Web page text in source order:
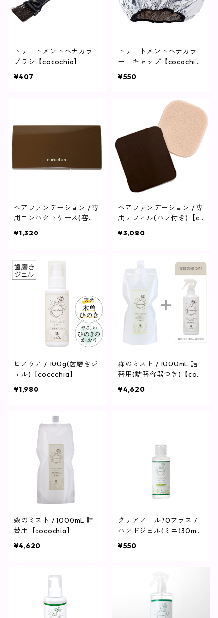
トリートメントヘナカラー
ブラシ【cocochia】
¥407
トリートメントヘナカラ
ー キャップ【cocochi
¥550
ヘアファンデーション / 専
用コンパクトケース(容器
¥1,320
ヘアファンデーション / 専
用リフィル(パフ付き)【co
¥3,080
ヒノケア / 100g(歯磨きジ
ェル)【cocochia】
¥1,980
森のミスト / 1000mL 詰
替用(詰替容器つき)【coc
¥4,620
森のミスト / 1000mL 詰
替用【cocochia】
¥4,620
クリアノール70プラス /
ハンドジェル(ミニ)30mL
¥550